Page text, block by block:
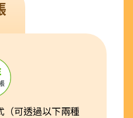
（可透過以下兩種